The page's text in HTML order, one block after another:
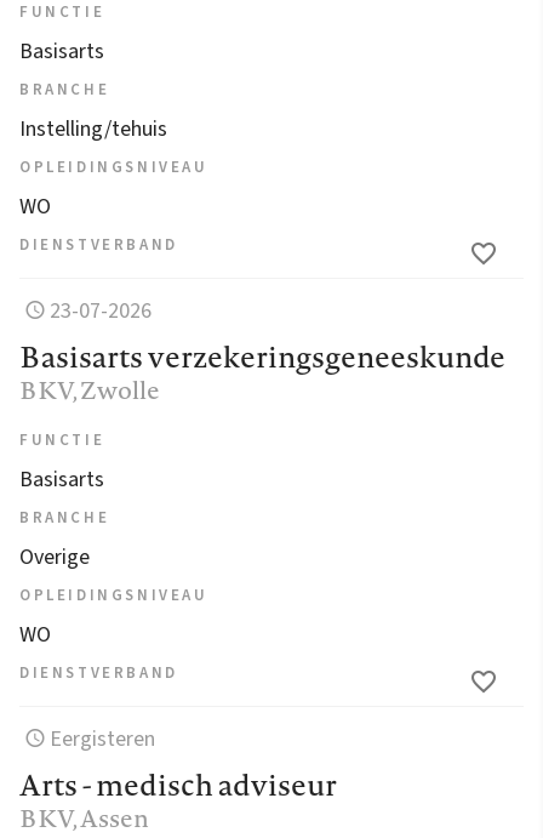
FUNCTIE
Basisarts
BRANCHE
Instelling/tehuis
OPLEIDINGSNIVEAU
WO
DIENSTVERBAND
23-07-2026
Basisarts verzekeringsgeneeskunde
BKV, Zwolle
FUNCTIE
Basisarts
BRANCHE
Overige
OPLEIDINGSNIVEAU
WO
DIENSTVERBAND
Eergisteren
Arts - medisch adviseur
BKV, Assen